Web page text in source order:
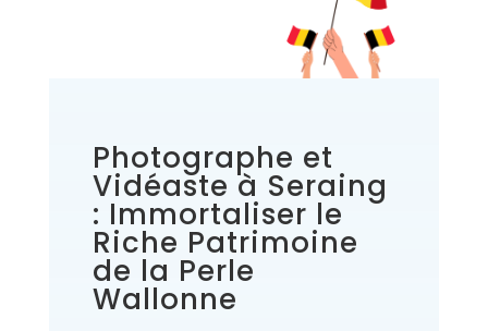
Photographe et
Vidéaste à Seraing
: Immortaliser le
Riche Patrimoine
de la Perle
Wallonne